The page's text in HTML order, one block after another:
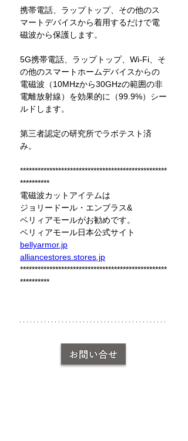
携帯電話、ラップトップ、その他のス
マートデバイスから着用するだけで電
磁波から保護します。
5G携帯電話、ラップトップ、Wi-Fi、そ
の他のスマートホームデバイスからの
電磁波（10MHzから30GHzの範囲の非
電離放射線）を効果的に（99.9%）シー
ルドします。
第三者認定の研究所でラボテスト済
み。
**************************************************
**********
電磁波カットアイテムは
ジョリードール・エンブラス&
ベリィアモールがお勧めです。
ベリィアモール日本公式サイト
bellyarmor.jp
alliancestores.stores.jp
**************************************************
**********